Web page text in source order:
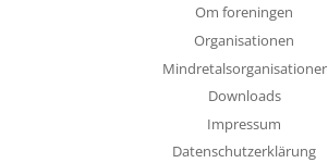
Om foreningen
Organisationen
Mindretalsorganisationer
Downloads
Impressum
Datenschutzerklärung